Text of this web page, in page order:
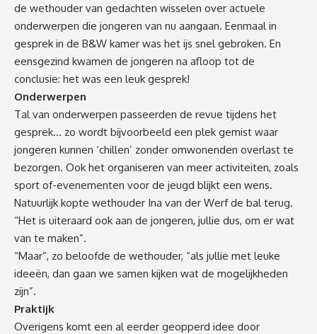
de wethouder van gedachten wisselen over actuele
onderwerpen die jongeren van nu aangaan. Eenmaal in
gesprek in de B&W kamer was het ijs snel gebroken. En
eensgezind kwamen de jongeren na afloop tot de
conclusie: het was een leuk gesprek!
Onderwerpen
Tal van onderwerpen passeerden de revue tijdens het
gesprek… zo wordt bijvoorbeeld een plek gemist waar
jongeren kunnen ‘chillen’ zonder omwonenden overlast te
bezorgen. Ook het organiseren van meer activiteiten, zoals
sport of-evenementen voor de jeugd blijkt een wens.
Natuurlijk kopte wethouder Ina van der Werf de bal terug.
“Het is uiteraard ook aan de jongeren, jullie dus, om er wat
van te maken”.
“Maar”, zo beloofde de wethouder, “als jullie met leuke
ideeën, dan gaan we samen kijken wat de mogelijkheden
zijn”.
Praktijk
Overigens komt een al eerder geopperd idee door